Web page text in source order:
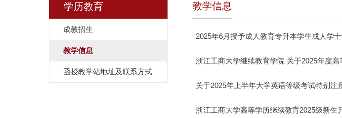
学历教育
成教招生
教学信息
函授教学站地址及联系方式
教学信息
2025年6月授予成人教育专升本学生成人学
浙江工商大学继续教育学院 关于2025年度
关于2025年上半年大学英语等级考试特别注
浙江工商大学高等学历继续教育2025级新生